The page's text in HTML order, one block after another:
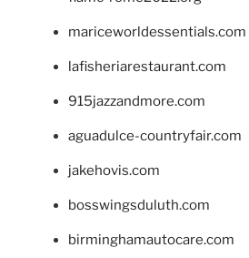
mariceworldessentials.com
lafisheriarestaurant.com
915jazzandmore.com
aguadulce-countryfair.com
jakehovis.com
bosswingsduluth.com
birminghamautocare.com